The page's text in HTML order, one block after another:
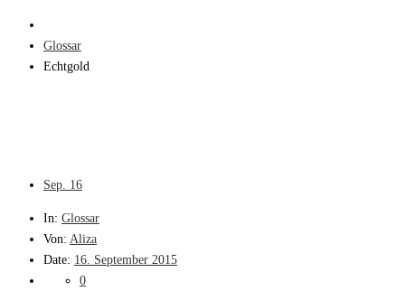
Glossar
Echtgold
Sep. 16
In: Glossar
Von: Aliza
Date: 16. September 2015
0